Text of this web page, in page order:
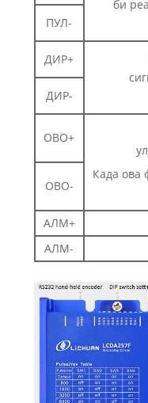
би
ПУЛ-
ДИР+
ДИР-
ОВО+
Када ова
ОВО-
АЛМ+
АЛМ-